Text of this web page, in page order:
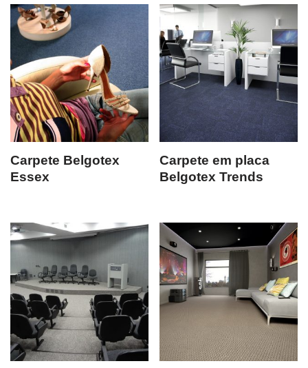
Carpete Belgotex
Essex
Carpete em placa
Belgotex Trends